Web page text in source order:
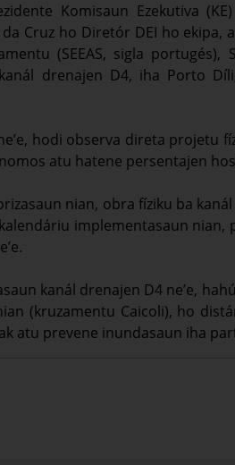
Komisaun Ezekutiva
da Cruz ho Diretór DEI ho ekipa,
(SEEAS, sigla
drenajen D4, iha Porto
hodi observa direta projetu
atu hatene persentajen
nian, obra fíziku ba
implementasaun nian,
kanál drenajen D4 ne’e,
(kruzamentu Caicoli), ho
atu prevene inundasaun iha